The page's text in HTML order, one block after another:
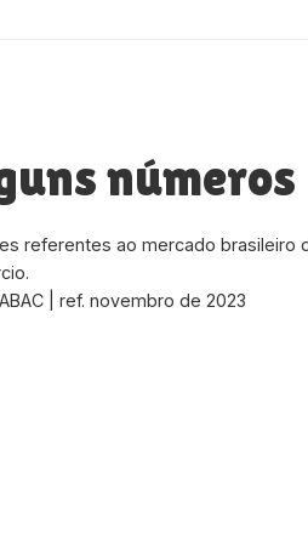
números
referentes ao mercado brasileiro
| ref. novembro de 2023